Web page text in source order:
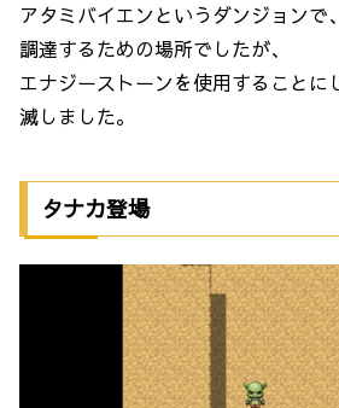
アタミバイエンというダンジョンで
調達するための場所でしたが、
エナジーストーンを使用することに
滅しました。
タナカ登場